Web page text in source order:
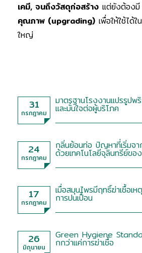
เคมี, จนถึงวัสดุก่อสร้าง แต่ยังต้องมี
คุณภาพ (upgrading) เพื่อให้ใช้ได้
ใหญ่
31
กรกฎาคม
มาตรฐานโรงงานแปรรูปพ
และมั่นใจต่อผู้บริโภค
24
กรกฎาคม
กลิ่นย้อนท่อ ปัญหาที่เริ่มจา
ด้วยเทคโนโลยีจุลินทรีย์ขอ
17
กรกฎาคม
เมื่อสมุนไพรมีฤทธิ์ฆ่าเชื้อเ
การปนเปื้อน
26
มิถุนายน
Green Hygiene
กกว่าแค่การฆ่าเชื้อ